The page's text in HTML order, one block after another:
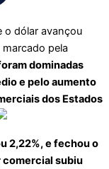
o dólar avançou
pela
dominadas
e pelo aumento
dos Estados
2,22%, e fechou o
comercial subiu